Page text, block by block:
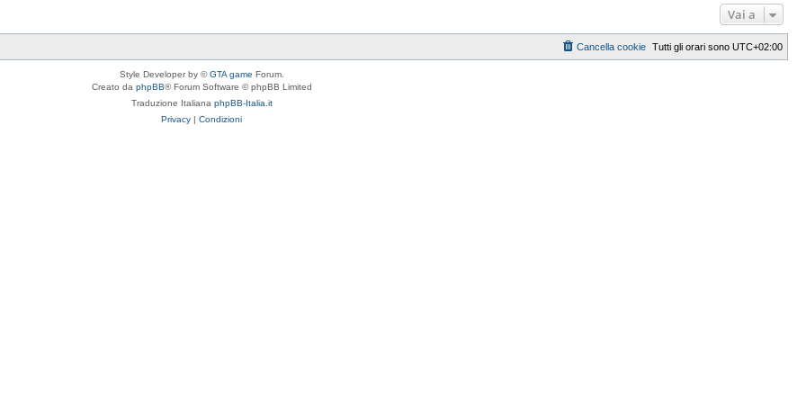
Vai a
Tutti gli orari sono UTC+02:00
Cancella cookie
Style Developer by ©GTA game Forum.
Creato da phpBB® Forum Software © phpBB Limited
Traduzione Italiana phpBB-Italia.it
Privacy | Condizioni